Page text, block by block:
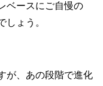
ベースにご自慢の
しょう。
が、あの段階で進化